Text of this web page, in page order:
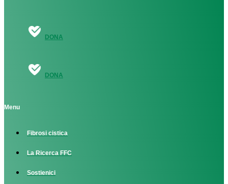
DONA
DONA
Menu
Fibrosi cistica
La Ricerca FFC
Sostienici